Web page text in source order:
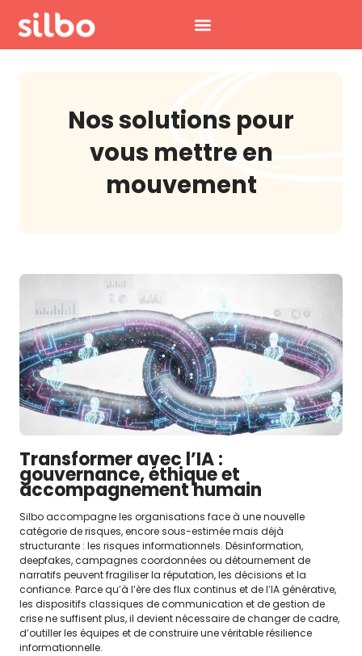
contenu
Nossolutions pour
vous mettre en
mouvement
Transformer avec l’IA :
gouvernance, éthique et
accompagnement humain
Silbo accompagne les organisations face à une nouvelle
catégorie de risques, encore sous-estimée mais déjà
structurante : les risques informationnels. Désinformation,
deepfakes, campagnes coordonnées ou détournement de
narratifs peuvent fragiliser la réputation, les décisions et la
confiance. Parce qu’à l’ère des flux continus et de l’IA générative,
les dispositifs classiques de communication et de gestion de
crise ne suffisent plus, il devient nécessaire de changer de cadre,
d’outiller les équipes et de construire une véritable résilience
informationnelle.